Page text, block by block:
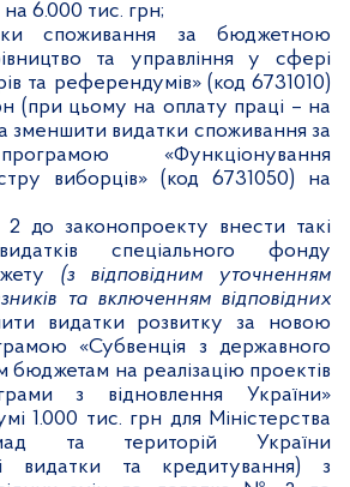
6.000 тис. грн;
споживання за бюджетною
та управління у сфері
та референдумів» (код 6731010)
(при цьому на оплату праці – на
зменшити видатки споживання за
«Функціонування
виборців» (код 6731050) на
законопроекту внести такі
спеціального фонду
(з відповідним уточненням
та включенням відповідних
видатки розвитку за новою
«Субвенція з державного
на реалізацію проектів
з відновлення України»
1.000 тис. грн для Міністерства
та територій України
видатки та кредитування) з